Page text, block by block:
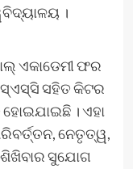
।
ଏକାଡେମୀ ଫର
ସହିତ କିଟର
। ଏହା
ନେତୃତ୍ୱ,
ଶିଖିବାର ସୁଯୋଗ